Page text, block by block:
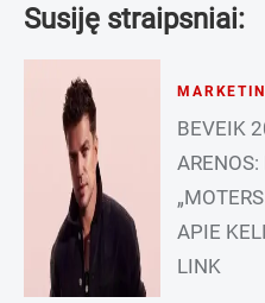
Susiję straipsniai:
BEVEIK
APIE
LINK